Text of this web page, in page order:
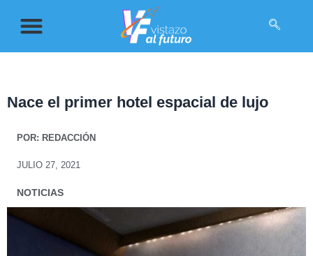
Nace el primer hotel espacial de lujo
POR: REDACCIÓN
JULIO 27, 2021
NOTICIAS